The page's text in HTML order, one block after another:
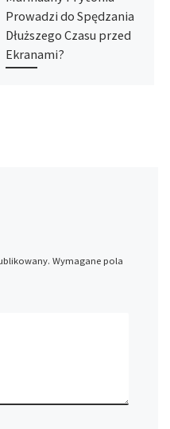
Prowadzi do Spędzania
Dłuższego Czasu przed
Ekranami?
Wymagane pola